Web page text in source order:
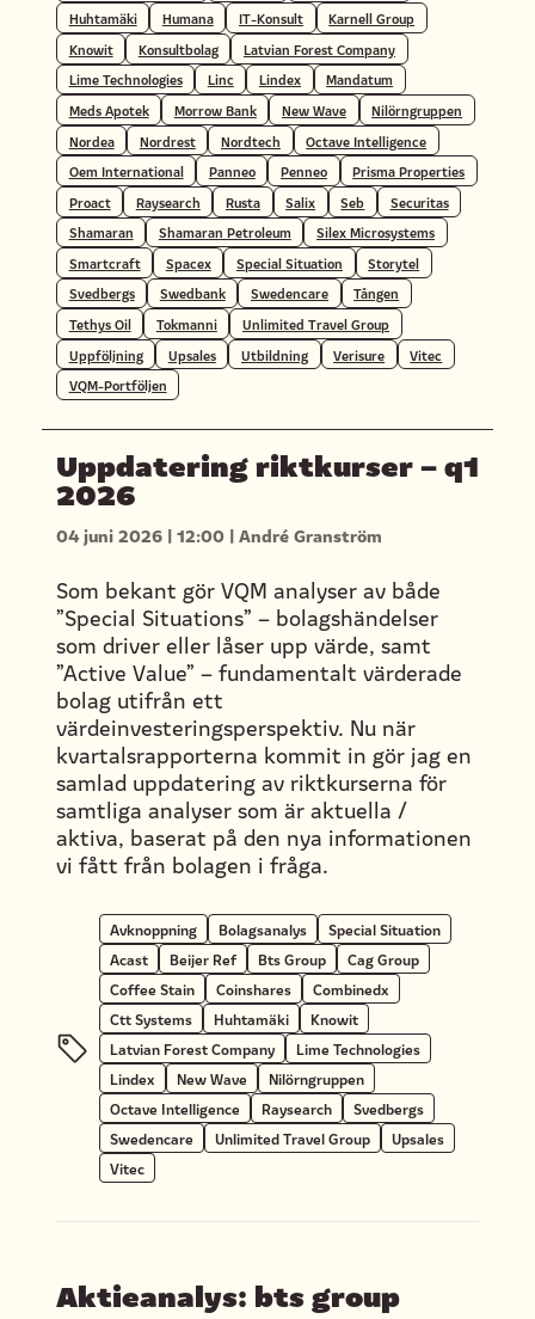
Huhtamäki
Humana IT-Konsult
Karnell Group
Knowit
Konsultbolag
Latvian Forest Company
Lime Technologies
Linc Lindex
Mandatum
Meds Apotek
Morrow Bank New Wave
Nilörngruppen
Nordea
Nordrest Nordtech
Octave Intelligence
Oem International
Panneo Penneo
Prisma Properties
Proact
Raysearch Rusta Salix Seb
Securitas
Shamaran
Shamaran Petroleum
Silex Microsystems
Smartcraft
Spacex Special Situation
Storytel
Svedbergs
Swedbank Swedencare
Tången
Tethys Oil
Tokmanni
Unlimited Travel Group
Uppföljning
Upsales Utbildning Verisure
Vitec
VQM-Portföljen
Uppdatering riktkurser – q1
2026
04 juni 2026 |12:00 |André Granström
Som bekant gör VQM analyser av både
”Special Situations” – bolagshändelser
som driver eller låser upp värde, samt
”Active Value” – fundamentalt värderade
bolag utifrån ett
värdeinvesteringsperspektiv. Nu när
kvartalsrapporterna kommit in gör jag en
samlad uppdatering av riktkurserna för
samtliga analyser som är aktuella /
aktiva, baserat på den nya informationen
vi fått från bolagen i fråga.
Avknoppning Bolagsanalys
Special Situation
Acast
Beijer Ref Bts Group
Cag Group
Coffee Stain
Coinshares
Combinedx
Ctt Systems
Huhtamäki
Knowit
Latvian Forest Company
Lime Technologies
Lindex
New Wave
Nilörngruppen
Octave Intelligence
Raysearch
Svedbergs
Swedencare
Unlimited Travel Group
Upsales
Vitec
Aktieanalys: bts group